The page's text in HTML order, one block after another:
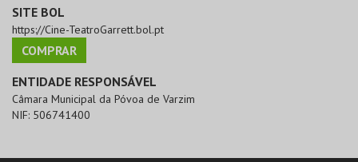
SITE BOL
https://Cine-TeatroGarrett.bol.pt
COMPRAR
ENTIDADE RESPONSÁVEL
Câmara Municipal da Póvoa de Varzim
NIF: 506741400